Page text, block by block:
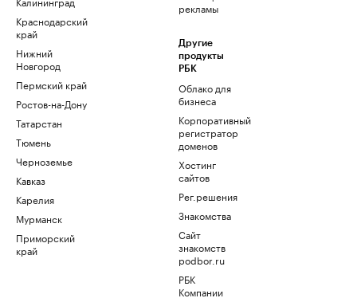
Краснодарский
край
Нижний
Новгород
Пермский край
Ростов-на-Дону
Татарстан
Тюмень
Черноземье
Кавказ
Карелия
Мурманск
Приморский
край
рекламы
Другие
продукты
РБК
Облако для
бизнеса
Корпоративный
регистратор
доменов
Хостинг
сайтов
Рег.решения
Знакомства
Сайт
знакомств
podbor.ru
РБК
Компании